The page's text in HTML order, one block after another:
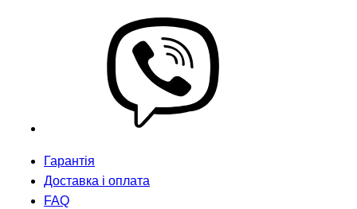
Гарантія
Доставка і оплата
FAQ